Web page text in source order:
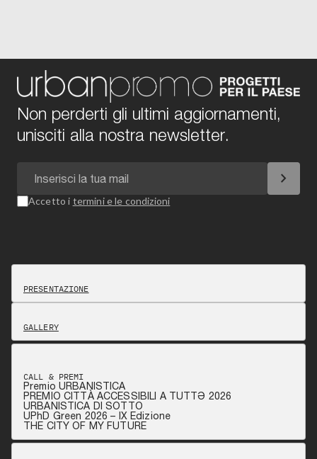
Non perderti gli ultimi aggiornamenti,
unisciti alla nostra newsletter.
chevron_right
Accetto i termini e le condizioni
PRESENTAZIONE
GALLERY
CALL & PREMI
Premio URBANISTICA
PREMIO CITTÀ ACCESSIBILI A TUTTƏ 2026
URBANISTICA DI SOTTO
UPhD Green 2026 – IX Edizione
THE CITY OF MY FUTURE